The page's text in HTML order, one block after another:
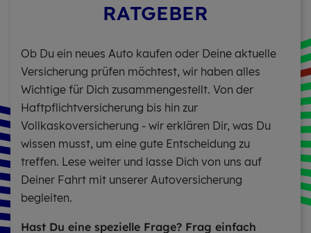
RAT­GE­BER
Ob Du ein neues Auto kaufen oder Deine aktuelle
Versicherung prüfen möchtest, wir haben alles
Wichtige für Dich zusammengestellt. Von der
Haftpflichtversicherung bis hin zur
Vollkaskoversicherung - wir erklären Dir, was Du
wissen musst, um eine gute Entscheidung zu
treffen. Lese weiter und lasse Dich von uns auf
Deiner Fahrt mit unserer Autoversicherung
begleiten.
Hast Du eine spezielle Frage? Frag einfach